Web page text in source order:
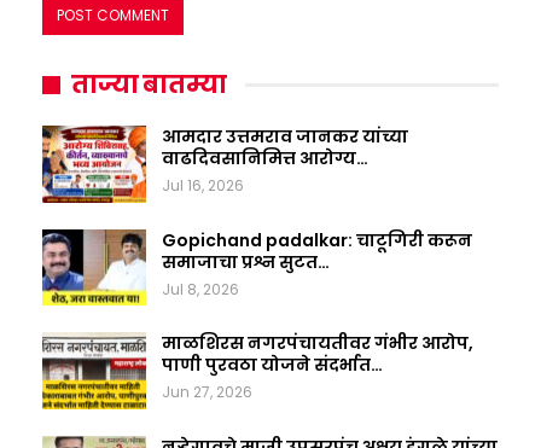
ताज्या बातम्या
आमदार उत्तमराव जानकर यांच्या
वाढदिवसानिमित्त आरोग्य…
Jul 16, 2026
Gopichand padalkar: चाटूगिरी करून
समाजाचा प्रश्न सुटत…
Jul 8, 2026
माळशिरस नगरपंचायतीवर गंभीर आरोप,
पाणी पुरवठा योजने संदर्भात…
Jun 27, 2026